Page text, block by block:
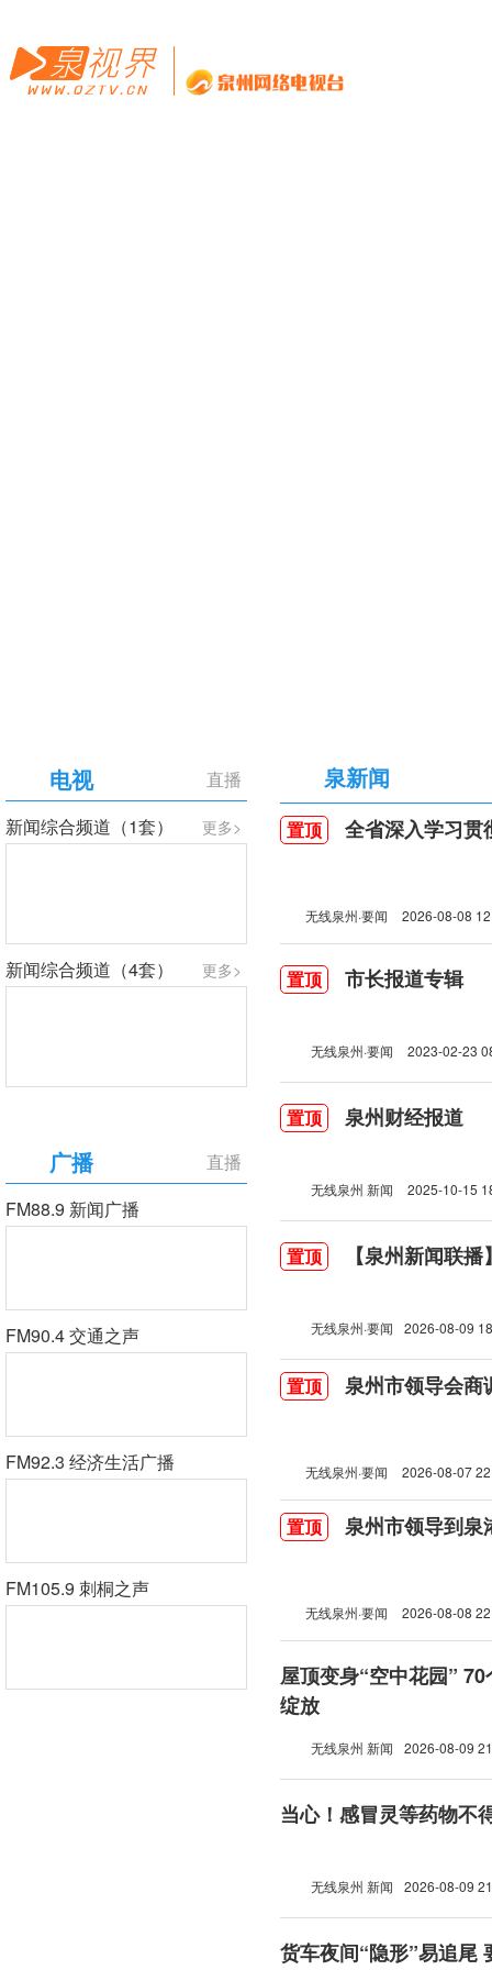
直播
电视
更多>
新闻综合频道（1套）
更多>
新闻综合频道（4套）
直播
广播
FM88.9 新闻广播
FM90.4 交通之声
FM92.3 经济生活广播
FM105.9 刺桐之声
泉新闻
置顶 全省深入学习贯彻习
无线泉州·要闻 2026-08-08
置顶 市长报道专辑
无线泉州·要闻 2023-02-23
置顶 泉州财经报道
无线泉州 新闻 2025-10-15
置顶 【泉州新闻联
无线泉州·要闻 2026-08-09
置顶 泉州市领导会商
无线泉州·要闻 2026-08-07
置顶 泉州市领导到泉
无线泉州·要闻 2026-08-08
屋顶变身“空中花园”
绽放
无线泉州 新闻 2026-08-09
当心！感冒灵等药物不
无线泉州 新闻 2026-08-09
货车夜间“隐形”易追尾